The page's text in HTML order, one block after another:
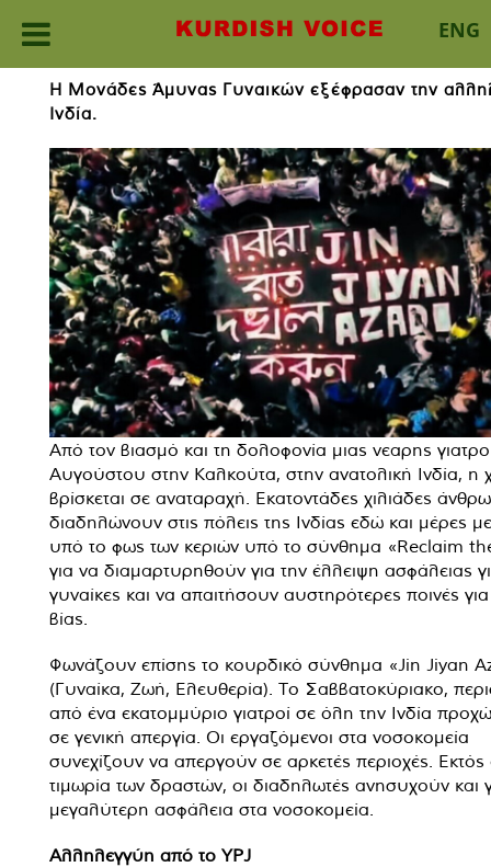
ENG
content
Η Μονάδες Άμυνας Γυναικών εξέφρασαν την
Ινδία.
Από τον βιασμό και τη δολοφονία μιας νεαρης
Αυγούστου στην Καλκούτα, στην ανατολική Ινδία, η
βρίσκεται σε αναταραχή. Εκατοντάδες χιλιάδες
διαδηλώνουν στις πόλεις της Ινδίας εδώ και μέρες
υπό το φως των κεριών υπό το σύνθημα «Reclaim
για να διαμαρτυρηθούν για την έλλειψη ασφάλειας
γυναίκες και να απαιτήσουν αυστηρότερες ποινές
βίας.
Φωνάζουν επίσης το κουρδικό σύνθημα «Jin Jiyan
(Γυναίκα, Ζωή, Ελευθερία). Το Σαββατοκύριακο,
από ένα εκατομμύριο γιατροί σε όλη την Ινδία
σε γενική απεργία. Οι εργαζόμενοι στα νοσοκομεία
συνεχίζουν να απεργούν σε αρκετές περιοχές.
τιμωρία των δραστών, οι διαδηλωτές ανησυχούν και
μεγαλύτερη ασφάλεια στα νοσοκομεία.
Αλληλεγγύη από το YPJ